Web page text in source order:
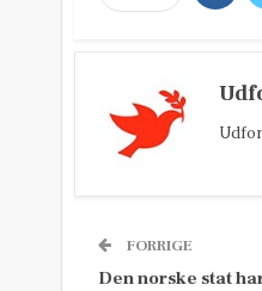
FORRIGE
Den norske stat